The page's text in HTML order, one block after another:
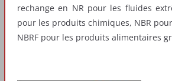
rechange en NR pour les fluides
pour les produits chimiques, NBR
NBRF pour les produits alimentaires